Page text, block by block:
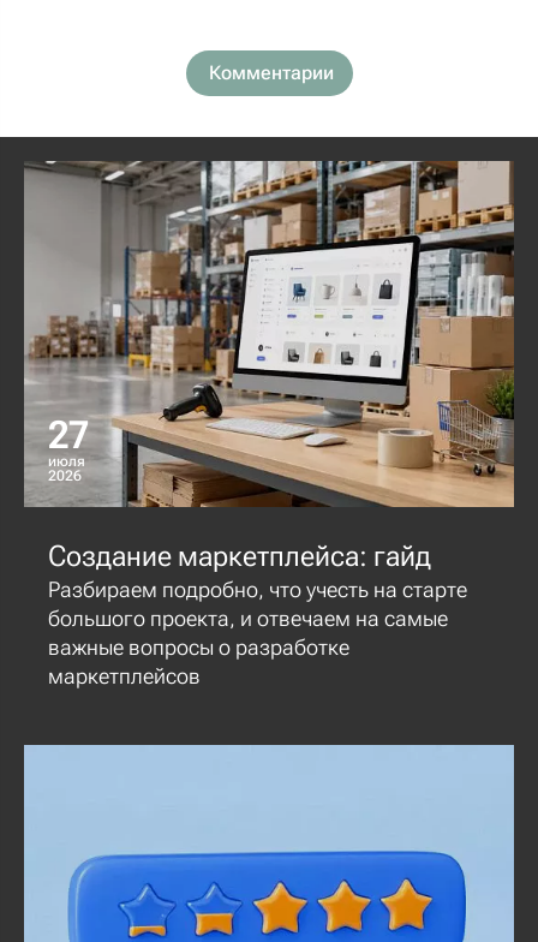
Комментарии
27
июля
2026
Создание маркетплейса: гайд
Разбираем подробно, что учесть на старте
большого проекта, и отвечаем на самые
важные вопросы о разработке
маркетплейсов